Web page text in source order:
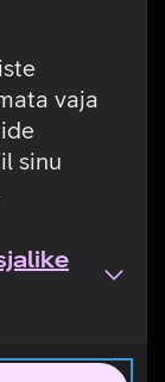
vaja
sinu